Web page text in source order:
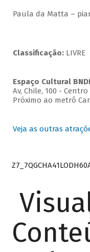
Paula da Matta –
Classificação:LIVRE
Espaço Cultural
Av, Chile, 100 - Centro
Próximo ao metrô
Veja as outras